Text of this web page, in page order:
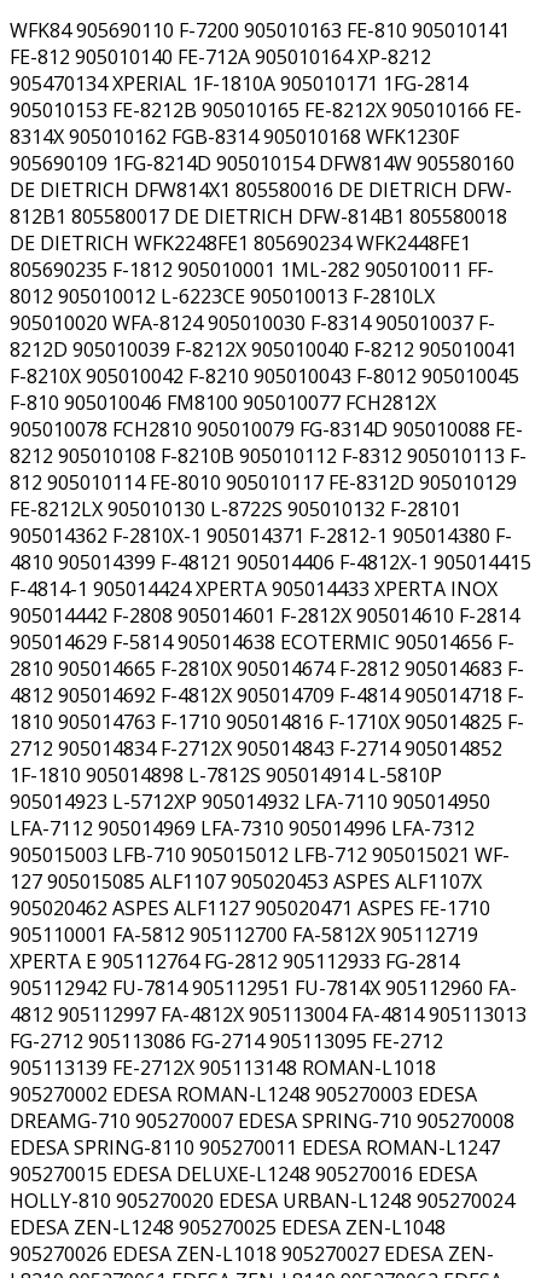
WFK84 905690110 F-7200 905010163 FE-810 905010141
FE-812 905010140 FE-712A 905010164 XP-8212
905470134 XPERIAL 1F-1810A 905010171 1FG-2814
905010153 FE-8212B 905010165 FE-8212X 905010166 FE-
8314X 905010162 FGB-8314 905010168 WFK1230F
905690109 1FG-8214D 905010154 DFW814W 905580160
DE DIETRICH DFW814X1 805580016 DE DIETRICH DFW-
812B1 805580017 DE DIETRICH DFW-814B1 805580018
DE DIETRICH WFK2248FE1 805690234 WFK2448FE1
805690235 F-1812 905010001 1ML-282 905010011 FF-
8012 905010012 L-6223CE 905010013 F-2810LX
905010020 WFA-8124 905010030 F-8314 905010037 F-
8212D 905010039 F-8212X 905010040 F-8212 905010041
F-8210X 905010042 F-8210 905010043 F-8012 905010045
F-810 905010046 FM8100 905010077 FCH2812X
905010078 FCH2810 905010079 FG-8314D 905010088 FE-
8212 905010108 F-8210B 905010112 F-8312 905010113 F-
812 905010114 FE-8010 905010117 FE-8312D 905010129
FE-8212LX 905010130 L-8722S 905010132 F-28101
905014362 F-2810X-1 905014371 F-2812-1 905014380 F-
4810 905014399 F-48121 905014406 F-4812X-1 905014415
F-4814-1 905014424 XPERTA 905014433 XPERTA INOX
905014442 F-2808 905014601 F-2812X 905014610 F-2814
905014629 F-5814 905014638 ECOTERMIC 905014656 F-
2810 905014665 F-2810X 905014674 F-2812 905014683 F-
4812 905014692 F-4812X 905014709 F-4814 905014718 F-
1810 905014763 F-1710 905014816 F-1710X 905014825 F-
2712 905014834 F-2712X 905014843 F-2714 905014852
1F-1810 905014898 L-7812S 905014914 L-5810P
905014923 L-5712XP 905014932 LFA-7110 905014950
LFA-7112 905014969 LFA-7310 905014996 LFA-7312
905015003 LFB-710 905015012 LFB-712 905015021 WF-
127 905015085 ALF1107 905020453 ASPES ALF1107X
905020462 ASPES ALF1127 905020471 ASPES FE-1710
905110001 FA-5812 905112700 FA-5812X 905112719
XPERTA E 905112764 FG-2812 905112933 FG-2814
905112942 FU-7814 905112951 FU-7814X 905112960 FA-
4812 905112997 FA-4812X 905113004 FA-4814 905113013
FG-2712 905113086 FG-2714 905113095 FE-2712
905113139 FE-2712X 905113148 ROMAN-L1018
905270002 EDESA ROMAN-L1248 905270003 EDESA
DREAMG-710 905270007 EDESA SPRING-710 905270008
EDESA SPRING-8110 905270011 EDESA ROMAN-L1247
905270015 EDESA DELUXE-L1248 905270016 EDESA
HOLLY-810 905270020 EDESA URBAN-L1248 905270024
EDESA ZEN-L1248 905270025 EDESA ZEN-L1048
905270026 EDESA ZEN-L1018 905270027 EDESA ZEN-